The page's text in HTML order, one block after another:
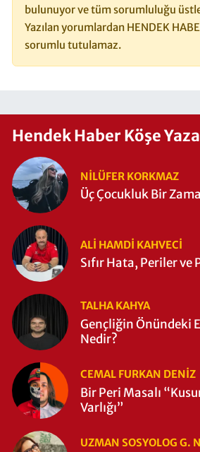
bulunuyor ve tüm sorumluluğu
Yazılan yorumlardan HENDEK
sorumlu tutulamaz.
Hendek Haber Köşe
NILÜFER KORKMAZ
Üç Çocukluk Bir
ALI HAMDI KAHVECİ
Sıfır Hata, Periler ve
TALHA KAHYA
Gençliğin Önündeki
Nedir?
CEMAL FURKAN DENİZ
Bir Peri Masalı
Varlığı”
UZMAN SOSYOLOG G.